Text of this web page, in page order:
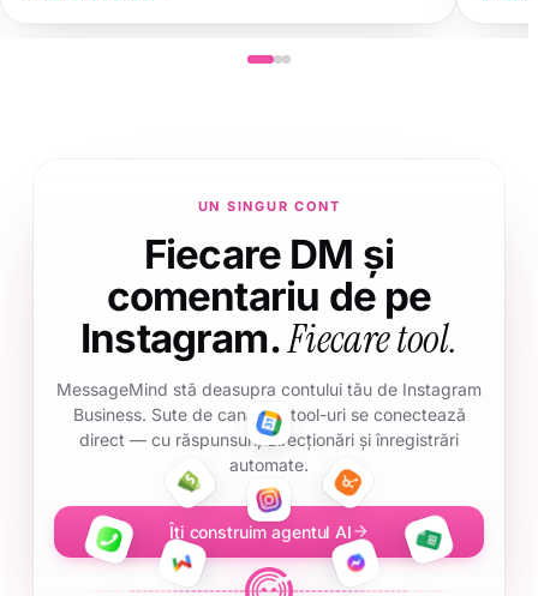
UN SINGUR CONT
Fiecare DM și
comentariu de pe
Instagram.Fiecare tool.
MessageMind stă deasupra contului tău de Instagram
Business. Sute de canale și tool-uri se conectează
direct — cu răspunsuri, direcționări și înregistrări
automate.
Îți construim agentul AI